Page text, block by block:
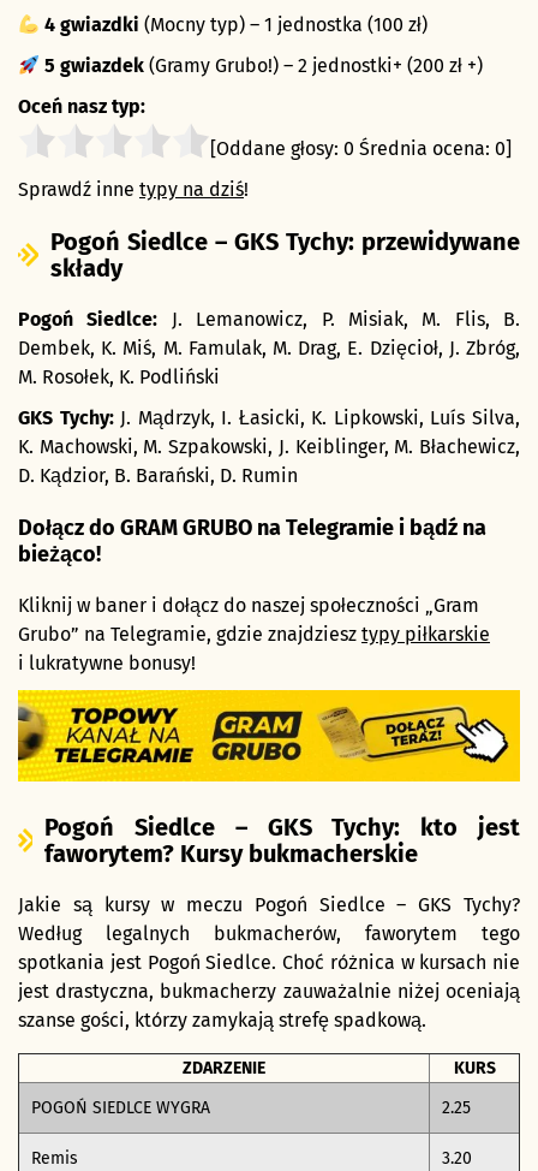
4 gwiazdki (Mocny typ) – 1 jednostka (100 zł)
5 gwiazdek (Gramy Grubo!) – 2 jednostki+ (200 zł +)
Oceń nasz typ:
[Oddane głosy: 0 Średnia ocena: 0]
Sprawdź inne typy na dziś!
Pogoń Siedlce – GKS Tychy: przewidywane
składy
Pogoń Siedlce: J. Lemanowicz, P. Misiak, M. Flis, B.
Dembek, K. Miś, M. Famulak, M. Drag, E. Dzięcioł, J. Zbróg,
M. Rosołek, K. Podliński
GKS Tychy:J. Mądrzyk, I. Łasicki, K. Lipkowski, Luís Silva,
K. Machowski, M. Szpakowski, J. Keiblinger, M. Błachewicz,
D. Kądzior, B. Barański, D. Rumin
Dołącz do GRAM GRUBO na Telegramie i bądź na
bieżąco!
Kliknij w baner i dołącz do naszej społeczności „Gram
Grubo” na Telegramie, gdzie znajdziesz typy piłkarskie
i lukratywne bonusy!
Pogoń Siedlce – GKS Tychy: kto jest
faworytem? Kursy bukmacherskie
Jakie są kursy w meczu Pogoń Siedlce – GKS Tychy?
Według legalnych bukmacherów, faworytem tego
spotkania jest Pogoń Siedlce. Choć różnica w kursach nie
jest drastyczna, bukmacherzy zauważalnie niżej oceniają
szanse gości, którzy zamykają strefę spadkową.
ZDARZENIE
KURS
POGOŃ SIEDLCE WYGRA
2.25
Remis 3.20